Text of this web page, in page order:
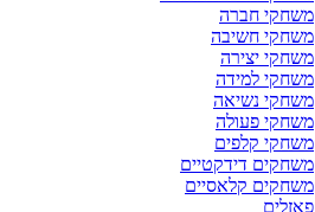
משחקי חברה
משחקי חשיבה
משחקי יצירה
משחקי למידה
משחקי נשיאה
משחקי פעולה
משחקי קלפים
משחקים דידקטיים
משחקים קלאסיים
פאזלים